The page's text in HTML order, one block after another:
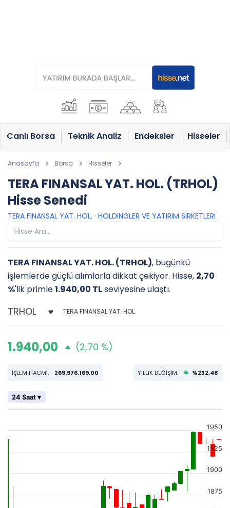
Canlı Borsa Teknik Analiz Endeksler Hisseler
Anasayfa Borsa Hisseler
TERA FINANSAL YAT. HOL. (TRHOL)
Hisse Senedi
TERA FINANSAL YAT. HOL. · HOLDINGLER VE YATIRIM SIRKETLERI
TERA FINANSAL YAT. HOL. (TRHOL), bugünkü
işlemlerde güçlü alımlarla dikkat çekiyor. Hisse, 2,70
%'lik primle1.940,00 TLseviyesine ulaştı.
TERA FINANSAL YAT. HOL.
1.940,00 (2,70 %)
İŞLEM HACMİ: 269.976.169,00 YILLIK DEĞİŞİM: %232,48
24 Saat ▾
1875
1900
1925
1950